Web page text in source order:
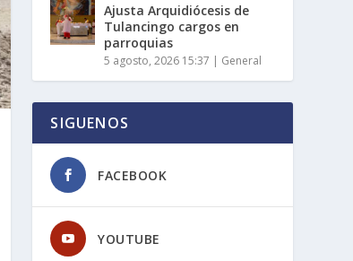
Ajusta Arquidiócesis de
Tulancingo cargos en
parroquias
5 agosto, 2026 15:37 | General
SIGUENOS
FACEBOOK
YOUTUBE